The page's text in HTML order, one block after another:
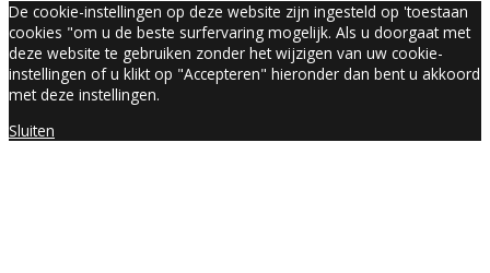
De cookie-instellingen op deze website zijn ingesteld op 'toestaan
cookies "om u de beste surfervaring mogelijk. Als u doorgaat met
deze website te gebruiken zonder het wijzigen van uw cookie-
instellingen of u klikt op "Accepteren" hieronder dan bent u akkoord
met deze instellingen.
Sluiten